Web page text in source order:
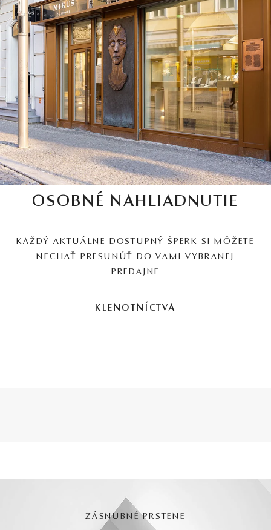
OSOBNÉ NAHLIADNUTIE
KAŽDÝ AKTUÁLNE DOSTUPNÝ ŠPERK SI MÔŽETE
NECHAŤ PRESUNÚŤ DO VAMI VYBRANEJ
PREDAJNE
KLENOTNÍCTVA
ZÁSNUBNÉ PRSTENE